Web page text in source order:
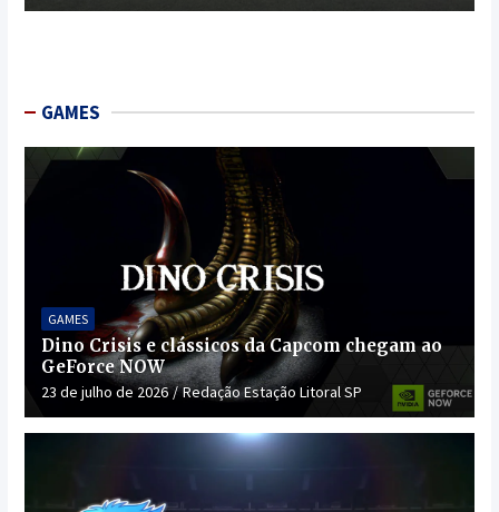
GAMES
GAMES
Dino Crisis e clássicos da Capcom chegam ao
GeForce NOW
23 de julho de 2026 Redação Estação Litoral SP